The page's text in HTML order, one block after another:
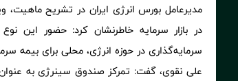
مدیرعامل بورس انرژی ایران در تشریح ماهیت،
در بازار سرمایه خاطرنشان کرد: حضور این
سرمایه‌گذاری در حوزه انرژی، محلی برای بیمه
علی نقوی، گفت: تمرکز صندوق سینرژی به